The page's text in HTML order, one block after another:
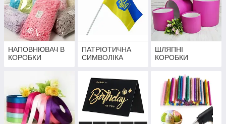
НАПОВНЮВАЧ В
КОРОБКИ
ПАТРІОТИЧНА
СИМВОЛІКА
ШЛЯПНІ
КОРОБКИ